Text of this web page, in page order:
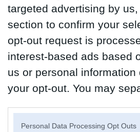
targeted advertising by
section to confirm your
opt-out request is
interest-based ads based
us or personal
your opt-out. You may
Personal Data Processing Opt Outs